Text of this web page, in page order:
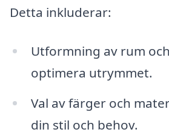
Detta inkluderar:
Utformning av rum
optimera utrymmet.
Val av färger och
din stil och behov.